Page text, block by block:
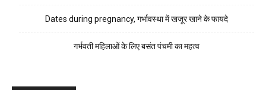
Dates during pregnancy, गर्भावस्था में खजूर खाने के फायदे
गर्भवती महिलाओं के लिए बसंत पंचमी का महत्व